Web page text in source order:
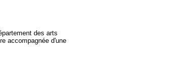
des arts
accompagnée d'une